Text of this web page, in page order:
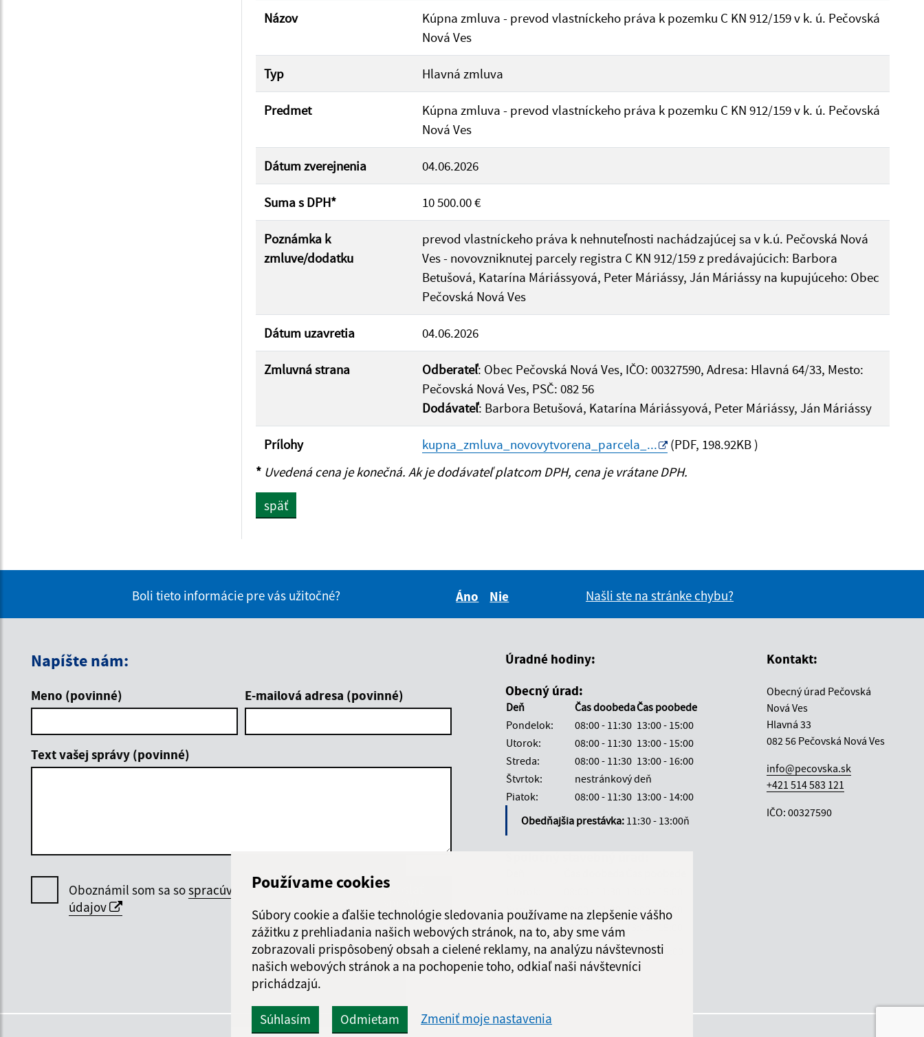
Používame cookies
Súbory cookie a ďalšie technológie sledovania používame na zlepšenie vášho
zážitku z prehliadania našich webových stránok, na to, aby sme vám
zobrazovali prispôsobený obsah a cielené reklamy, na analýzu návštevnosti
našich webových stránok a na pochopenie toho, odkiaľ naši návštevníci
prichádzajú.
Súhlasím Odmietam Zmeniť moje nastavenia
Filtrovať Reset
Názov
Kúpna zmluva - prevod vlastníckeho práva k pozemku C KN 912/159 v k. ú. Pečovská
Nová Ves
Typ Hlavná zmluva
Predmet
Kúpna zmluva - prevod vlastníckeho práva k pozemku C KN 912/159 v k. ú. Pečovská
Nová Ves
Dátum zverejnenia 04.06.2026
Suma s DPH* 10 500.00 €
Poznámka k
zmluve/dodatku
prevod vlastníckeho práva k nehnuteľnosti nachádzajúcej sa v k.ú. Pečovská Nová
Ves - novovzniknutej parcely registra C KN 912/159 z predávajúcich: Barbora
Betušová, Katarína Máriássyová, Peter Máriássy, Ján Máriássy na kupujúceho: Obec
Pečovská Nová Ves
Dátum uzavretia 04.06.2026
Zmluvná strana Odberateľ: Obec Pečovská Nová Ves, IČO: 00327590, Adresa: Hlavná 64/33, Mesto:
Pečovská Nová Ves, PSČ: 082 56
Dodávateľ: Barbora Betušová, Katarína Máriássyová, Peter Máriássy, Ján Máriássy
Prílohy kupna_zmluva_novovytvorena_parcela_...
(PDF, 198.92KB )
* Uvedená cena je konečná. Ak je dodávateľ platcom DPH, cena je vrátane DPH.
späť
Boli tieto informácie pre vás užitočné?
Áno
Nie
Našli ste na stránke chybu?
Napíšte nám:
Meno (povinné) E-mailová adresa (povinné)
Text vašej správy (povinné)
Oboznámil som sa sospracúvaním osobných
údajov
Google reCaptcha Response
Odoslať
Úradné hodiny:
Obecný úrad:
Deň Čas doobedaČas poobede
Pondelok:
08:00 - 11:30 13:00 - 15:00
Utorok:
08:00 - 11:30 13:00 - 15:00
Streda:
08:00 - 11:30 13:00 - 16:00
Štvrtok:
nestránkový deň
Piatok:
08:00 - 11:30 13:00 - 14:00
Obedňajšia prestávka: 11:30 - 13:00ň
Streda:
08:00 - 11:30
13:00 - 16:00
Štvrtok:
08:00 - 11:30
Obedňajšia prestávka:11:30 - 13:00
Kontakt:
Obecný úrad Pečovská
Nová Ves
Hlavná 33
082 56 Pečovská Nová Ves
info@pecovska.sk
+421 514 583 121
IČO: 00327590